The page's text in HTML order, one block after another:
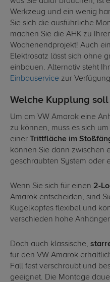
Werkzeug und ein wenig
Sie sich die ausführliche
machen Sie die AHK zu
Wochenendprojekt! Auch
Elektrosatz lässt sich ohne
einbauen. Alternativ steht
Einbauservice zur
Welche Kupplung soll
Um am VW Amarok eine
zu können, muss es sich
einer Trittfläche im
können Sie dann zwischen
geschraubten System oder
Wenn Sie sich für einen 2-
Amarok entscheiden, sind
Kugelkopfes flexibel und
verschieden hohe
Doch auch klassische,
für den VW Amarok
Fall fest verschraubt und
geeignet. Die Montage